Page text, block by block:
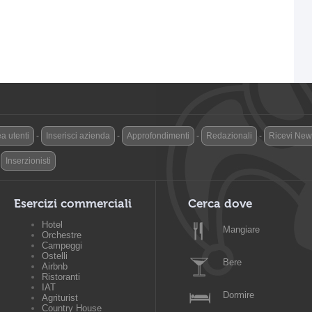
utenti - Inserisci azienda - Approfondimenti - Redazionali - Ricevi
Inserzionisti
Esercizi commerciali
Hotel
Orchestre
Campeggi
Ostelli
Airbnb
Ristoranti
IAT
Agriturist
Country House
Cerca dove
Mangiare
Bere
Dormire